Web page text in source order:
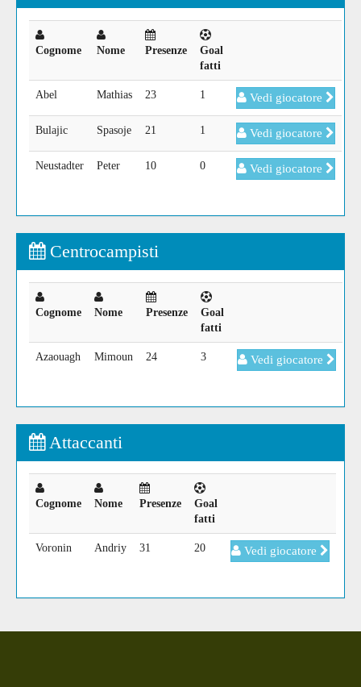
Cognome Nome Presenze
Goal
fatti
Abel Mathias 23 1 Vedi giocatore
Bulajic Spasoje 21 1 Vedi giocatore
Neustadter Peter 10 0 Vedi giocatore
Centrocampisti
Cognome Nome Presenze
Goal
fatti
Azaouagh Mimoun 24 3 Vedi giocatore
Attaccanti
Cognome Nome Presenze
Goal
fatti
Voronin Andriy 31 20 Vedi giocatore